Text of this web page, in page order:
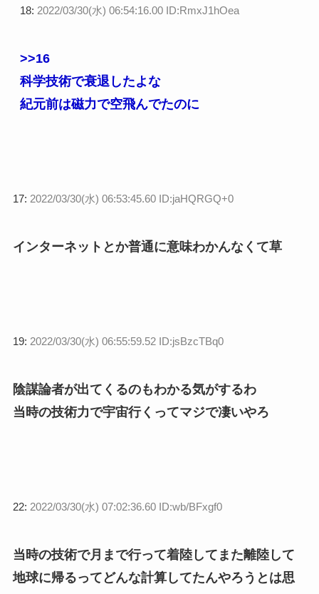
18: 2022/03/30(水) 06:54:16.00 ID:RmxJ1hOea
>>16
科学技術で衰退したよな
紀元前は磁力で空飛んでたのに
17: 2022/03/30(水) 06:53:45.60 ID:jaHQRGQ+0
インターネットとか普通に意味わかんなくて草
19: 2022/03/30(水) 06:55:59.52 ID:jsBzcTBq0
陰謀論者が出てくるのもわかる気がするわ
当時の技術力で宇宙行くってマジで凄いやろ
22: 2022/03/30(水) 07:02:36.60 ID:wb/BFxgf0
当時の技術で月まで行って着陸してまた離陸して
地球に帰るってどんな計算してたんやろうとは思